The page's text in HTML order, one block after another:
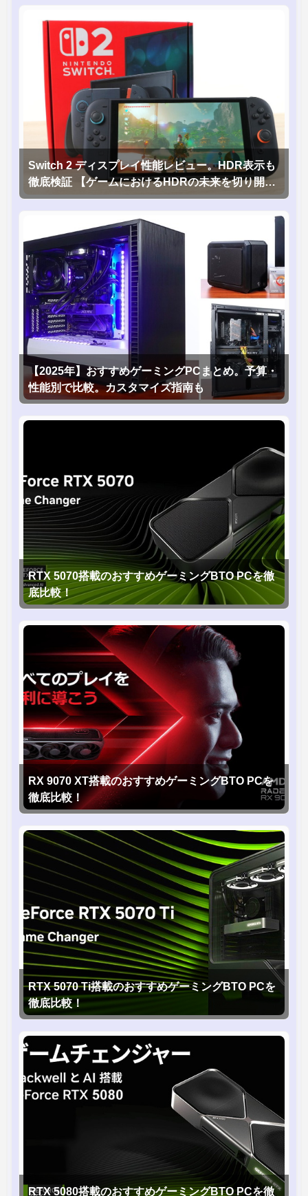
Switch 2 ディスプレイ性能レビュー。HDR表示も
徹底検証 【ゲームにおけるHDRの未来を切り開く
1台！】
【2025年】おすすめゲーミングPCまとめ。予算・
性能別で比較。カスタマイズ指南も
RTX 5070搭載のおすすめゲーミングBTO PCを徹
底比較！
RX 9070 XT搭載のおすすめゲーミングBTO PCを
徹底比較！
RTX 5070 Ti搭載のおすすめゲーミングBTO PCを
徹底比較！
RTX 5080搭載のおすすめゲーミングBTO PCを徹